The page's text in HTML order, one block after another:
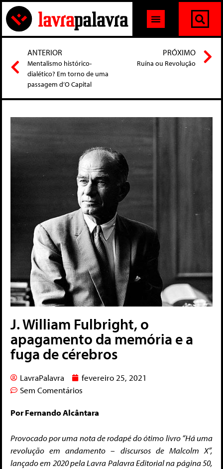
ANTERIOR
Mentalismo histórico-
dialético? Em torno de uma
passagem d’O Capital
PRÓXIMO
Ruína ou Revolução
J. William Fulbright, o
apagamento da memória e a
fuga de cérebros
LavraPalavra
fevereiro 25, 2021
Sem Comentários
Por Fernando Alcântara
Provocado por uma nota de rodapé do ótimo livro “Há uma
revolução em andamento – discursos de Malcolm X”,
lançado em 2020 pela Lavra Palavra Editorial na página 50,